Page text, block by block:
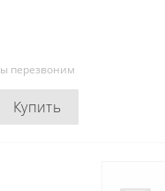
перезвоним
Купить